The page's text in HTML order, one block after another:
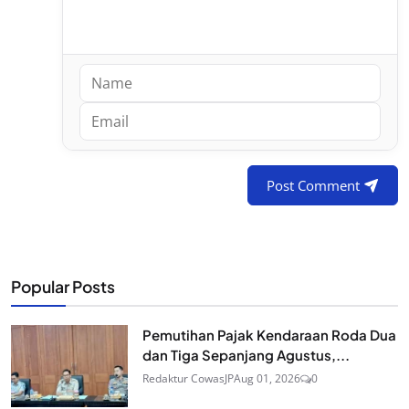
Post Comment
Popular Posts
Pemutihan Pajak Kendaraan Roda Dua
dan Tiga Sepanjang Agustus,...
Redaktur CowasJPAug 01, 2026 0